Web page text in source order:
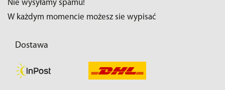
Nie wysyłamy spamu!
W każdym momencie możesz sie wypisać
Dostawa